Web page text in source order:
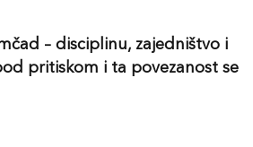
– disciplinu, zajedništvo i
pritiskom i ta povezanost se